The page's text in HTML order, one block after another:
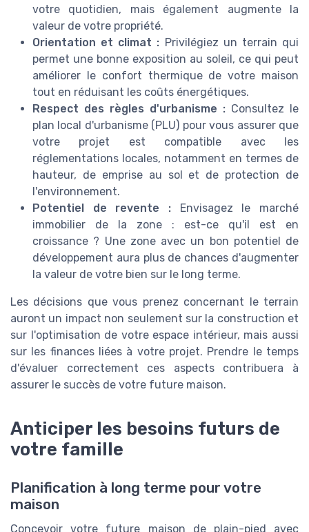
votre quotidien, mais également augmente la
valeur de votre propriété.
Orientation et climat : Privilégiez un terrain qui
permet une bonne exposition au soleil, ce qui peut
améliorer le confort thermique de votre maison
tout en réduisant les coûts énergétiques.
Respect des règles d'urbanisme : Consultez le
plan local d'urbanisme (PLU) pour vous assurer que
votre projet est compatible avec les
réglementations locales, notamment en termes de
hauteur, de emprise au sol et de protection de
l'environnement.
Potentiel de revente : Envisagez le marché
immobilier de la zone : est-ce qu'il est en
croissance ? Une zone avec un bon potentiel de
développement aura plus de chances d'augmenter
la valeur de votre bien sur le long terme.
Les décisions que vous prenez concernant le terrain
auront un impact non seulement sur la construction et
sur l'optimisation de votre espace intérieur, mais aussi
sur les finances liées à votre projet. Prendre le temps
d'évaluer correctement ces aspects contribuera à
assurer le succès de votre future maison.
Anticiper les besoins futurs de
votre famille
Planification à long terme pour votre
maison
Concevoir votre future maison de plain-pied avec